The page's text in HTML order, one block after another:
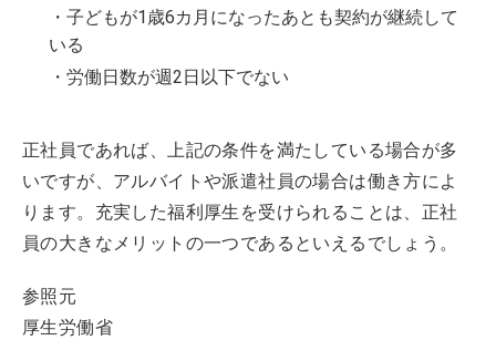
・子どもが1歳6カ月になったあとも契約が継続して
いる
・労働日数が週2日以下でない
正社員であれば、上記の条件を満たしている場合が多
いですが、アルバイトや派遣社員の場合は働き方によ
ります。充実した福利厚生を受けられることは、正社
員の大きなメリットの一つであるといえるでしょう。
参照元
厚生労働省